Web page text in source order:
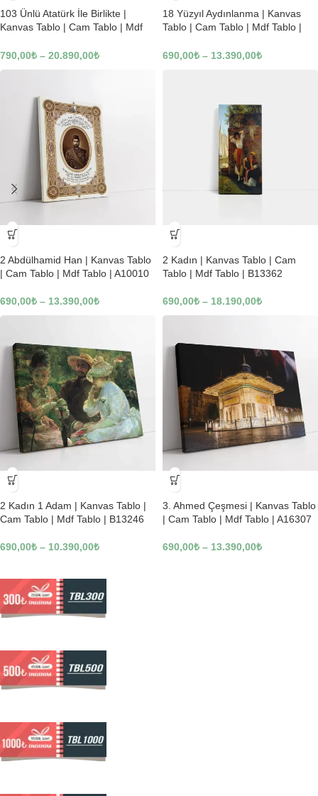
103 Ünlü Atatürk İle Birlikte |
Kanvas Tablo | Cam Tablo | Mdf
790,00₺ – 20.890,00₺
18 Yüzyıl Aydınlanma | Kanvas
Tablo | Cam Tablo | Mdf Tablo |
690,00₺ – 13.390,00₺
-23%
2 Abdülhamid Han | Kanvas Tablo
| Cam Tablo | Mdf Tablo | A10010
690,00₺ – 13.390,00₺
-23%
2 Kadın | Kanvas Tablo | Cam
Tablo | Mdf Tablo | B13362
690,00₺ – 18.190,00₺
-23%
2 Kadın 1 Adam | Kanvas Tablo |
Cam Tablo | Mdf Tablo | B13246
690,00₺ – 10.390,00₺
-23%
3. Ahmed Çeşmesi | Kanvas Tablo
| Cam Tablo | Mdf Tablo | A16307
690,00₺ – 13.390,00₺